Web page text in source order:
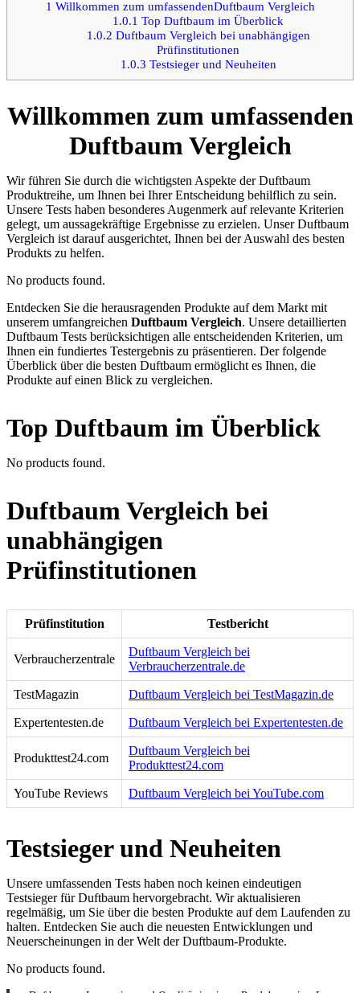
1 Willkommen zum umfassendenDuftbaum Vergleich
1.0.1 Top Duftbaum im Überblick
1.0.2 Duftbaum Vergleich bei unabhängigen
Prüfinstitutionen
1.0.3 Testsieger und Neuheiten
Willkommen zum umfassenden
Duftbaum Vergleich
Wir führen Sie durch die wichtigsten Aspekte der Duftbaum
Produktreihe, um Ihnen bei Ihrer Entscheidung behilflich zu sein.
Unsere Tests haben besonderes Augenmerk auf relevante Kriterien
gelegt, um aussagekräftige Ergebnisse zu erzielen. Unser Duftbaum
Vergleich ist darauf ausgerichtet, Ihnen bei der Auswahl des besten
Produkts zu helfen.
No products found.
Entdecken Sie die herausragenden Produkte auf dem Markt mit
unserem umfangreichen Duftbaum Vergleich. Unsere detaillierten
Duftbaum Tests berücksichtigen alle entscheidenden Kriterien, um
Ihnen ein fundiertes Testergebnis zu präsentieren. Der folgende
Überblick über die besten Duftbaum ermöglicht es Ihnen, die
Produkte auf einen Blick zu vergleichen.
Top Duftbaum im Überblick
No products found.
Duftbaum Vergleich bei
unabhängigen
Prüfinstitutionen
Prüfinstitution Testbericht
Verbraucherzentrale
Duftbaum Vergleich bei
Verbraucherzentrale.de
TestMagazin Duftbaum Vergleich bei TestMagazin.de
Expertentesten.de Duftbaum Vergleich bei Expertentesten.de
Produkttest24.com
Duftbaum Vergleich bei
Produkttest24.com
YouTube Reviews Duftbaum Vergleich bei YouTube.com
Testsieger und Neuheiten
Unsere umfassenden Tests haben noch keinen eindeutigen
Testsieger für Duftbaum hervorgebracht. Wir aktualisieren
regelmäßig, um Sie über die besten Produkte auf dem Laufenden zu
halten. Entdecken Sie auch die neuesten Entwicklungen und
Neuerscheinungen in der Welt der Duftbaum-Produkte.
No products found.